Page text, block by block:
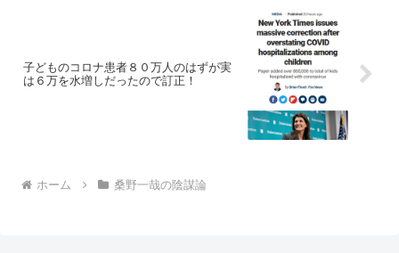
子どものコロナ患者８０万人のはずが実
は６万を水増しだったので訂正！
ホーム 桑野一哉の陰謀論